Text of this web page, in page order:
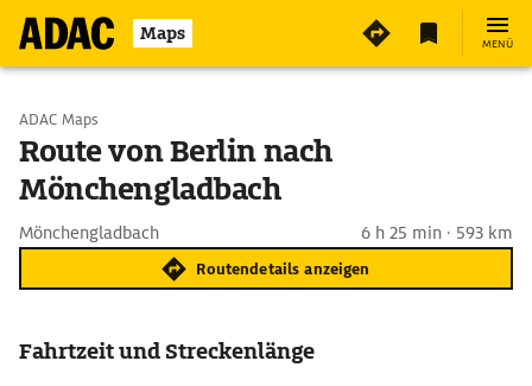
Maps MENÜ
Start wählen
Ziel eingeben
ADAC Maps
Route von Berlin nach
Mönchengladbach
Mönchengladbach 6 h 25 min · 593 km
Routendetails anzeigen
Fahrtzeit und Streckenlänge